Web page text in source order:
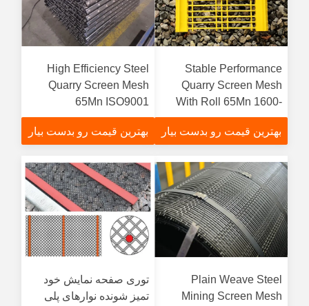
Stable Performance
Quarry Screen Mesh
With Roll 65Mn 1600-
1800 Mpa Tensile
Strengthfunction
google.translate.TranslateService();lib.translatePage('en',
'fa', function () {});}
بهترین قیمت رو بدست بیار
High Efficiency Steel
Quarry Screen Mesh
65Mn ISO9001
Certification
بهترین قیمت رو بدست بیار
Plain Weave Steel
Mining Screen Mesh
توری صفحه نمایش خود
تمیز شونده نوارهای پلی